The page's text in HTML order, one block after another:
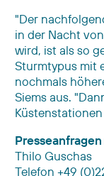
"Der
in der Nacht
wird, ist als so
Sturmtypus mit
nochmals
Siems aus.
Thilo Guschas
Telefon +49